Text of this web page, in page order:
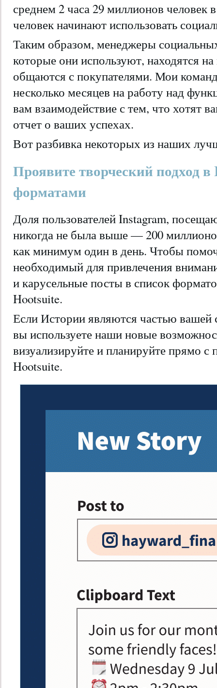
среднем 2 часа 29 миллионов человек
человек начинают использовать
Таким образом, менеджеры
которые они используют, находятся
общаются с покупателями. Мои
несколько месяцев на работу над
вам взаимодействие с тем, что хотят
отчет о ваших успехах.
Вот разбивка некоторых из наших
Проявите творческий подход
форматами
Доля пользователей Instagram,
никогда не была выше — 200
как минимум один в день. Чтобы
необходимый для привлечения
и карусельные посты в список
Hootsuite.
Если Истории являются частью вашей
вы используете наши новые
визуализируйте и планируйте прямо с
Hootsuite.